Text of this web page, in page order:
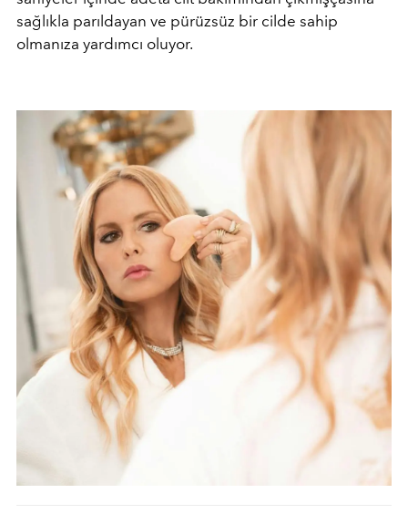
sağlıkla parıldayan ve pürüzsüz bir cilde sahip
olmanıza yardımcı oluyor.